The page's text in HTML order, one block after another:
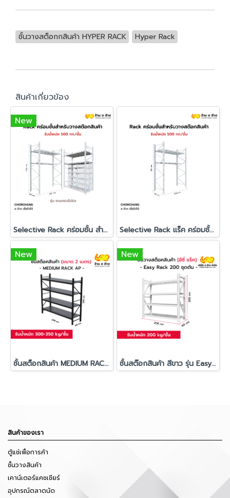
ชั้นวางสต็อกกสินค้า HYPER RACK Hyper Rack
สินค้าเกี่ยวข้อง
New
Selective Rack คร่อมชั้น สำหรับวางสต๊อกสินค้า รุ่น ผนังตะแกรงโปร่ง Selective Rack แร็ค คร่อมชั้น ชั้นวางสต๊อกสินค้า ปูแผ่นไม้
New
ชั้นสต็อกสินค้า MEDIUM RACK AP ช ช้าง (รับน้ำหนัก 300-350 กก./ชั้น)
New
ชั้นสต๊อกสินค้า สีขาว รุ่น Easy Rack 200
สินค้าของเรา
ตู้แช่เพื่อการค้า
ชั้นวางสินค้า
เคาน์เตอร์แคชเชียร์
อุปกรณ์ตลาดนัด